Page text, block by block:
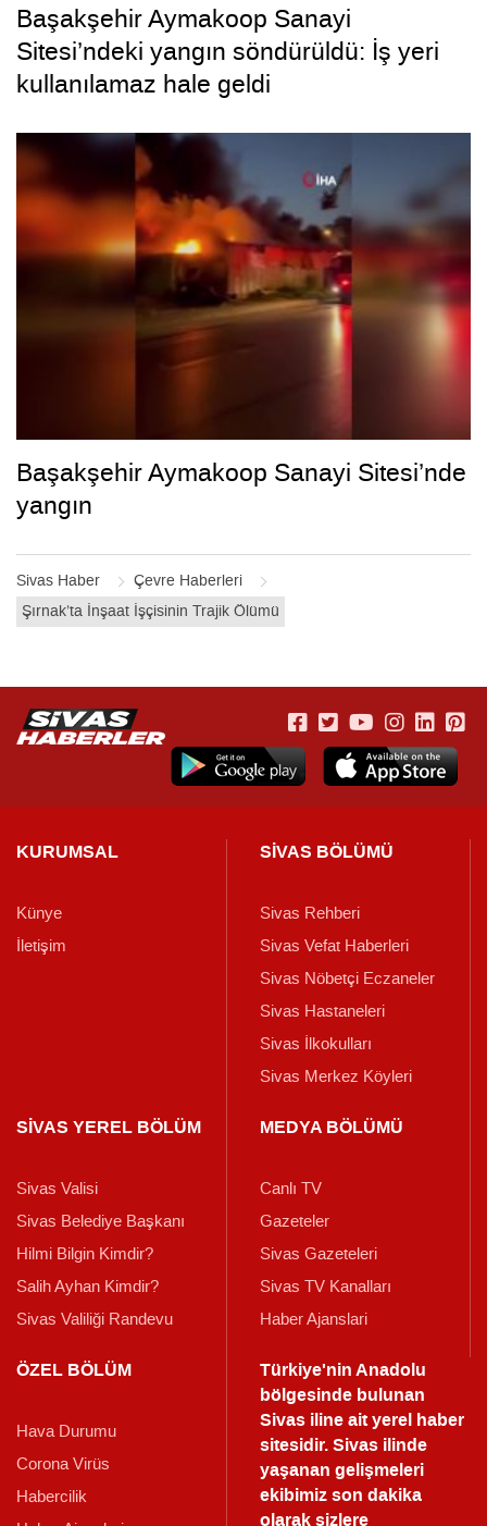
Sivas Haber
Çevre Haberleri
Şırnak’ta İnşaat İşçisinin Trajik Ölümü
Başakşehir Aymakoop Sanayi
Sitesi’ndeki yangın söndürüldü: İş yeri
kullanılamaz hale geldi
Başakşehir Aymakoop Sanayi Sitesi’nde
yangın
KURUMSAL
Künye
İletişim
SİVAS BÖLÜMÜ
Sivas Rehberi
Sivas Vefat Haberleri
Sivas Nöbetçi Eczaneler
Sivas Hastaneleri
Sivas İlkokulları
Sivas Merkez Köyleri
SİVAS YEREL BÖLÜM
Sivas Valisi
Sivas Belediye Başkanı
Hilmi Bilgin Kimdir?
Salih Ayhan Kimdir?
Sivas Valiliği Randevu
MEDYA BÖLÜMÜ
Canlı TV
Gazeteler
Sivas Gazeteleri
Sivas TV Kanalları
Haber Ajanslari
ÖZEL BÖLÜM
Hava Durumu
Corona Virüs
Habercilik
Türkiye'nin Anadolu
bölgesinde bulunan
Sivas iline ait yerel haber
sitesidir. Sivas ilinde
yaşanan gelişmeleri
ekibimiz son dakika
olarak sizlere